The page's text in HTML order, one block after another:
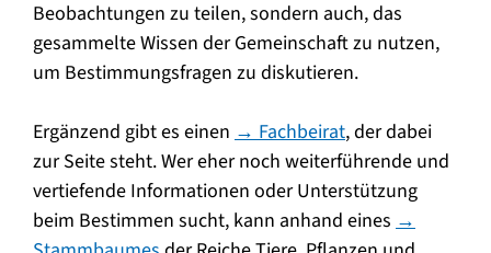
Beobachtungen zu teilen, sondern auch, das
gesammelte Wissen der Gemeinschaft zu nutzen,
um Bestimmungsfragen zu diskutieren.
Ergänzend gibt es einen → Fachbeirat, der dabei
zur Seite steht. Wer eher noch weiterführende und
vertiefende Informationen oder Unterstützung
beim Bestimmen sucht, kann anhand eines →